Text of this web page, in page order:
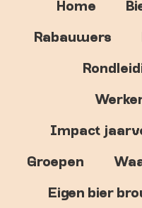
Home
Rabauwers
Impact
Groepen
Eigen bier